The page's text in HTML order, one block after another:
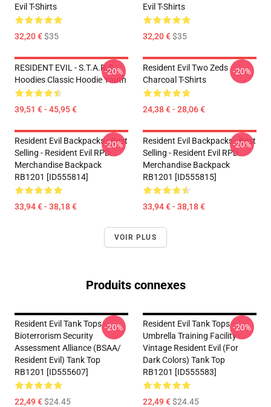
Evil T-Shirts
32,20 €$35
Evil T-Shirts
32,20 €$35
RESIDENT EVIL - S.T.A.R.S
Hoodies Classic Hoodie Youth
39,51 € - 45,95 €
-20%
Resident Evil Two Zeds
Charcoal T-Shirts
24,38 € - 28,06 €
-20%
Resident Evil Backpacks - Best
Selling - Resident Evil RPD
Merchandise Backpack
RB1201 [ID555814]
33,94 € - 38,18 €
-20%
Resident Evil Backpacks - Best
Selling - Resident Evil RPD
Merchandise Backpack
RB1201 [ID555815]
33,94 € - 38,18 €
-20%
VOIR PLUS
Produits connexes
Resident Evil Tank Tops -
Bioterrorism Security
Assessment Alliance (BSAA/
Resident Evil) Tank Top
RB1201 [ID555607]
22,49 €$24.45
-20%
Resident Evil Tank Tops -
Umbrella Training Facility
Vintage Resident Evil (for
Dark Colors) Tank Top
RB1201 [ID555583]
22,49 €$24.45
-20%